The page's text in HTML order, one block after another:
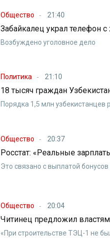
Общество 21:40
Забайкалец украл телефон
Возбуждено уголовное дело
Политика 21:10
18 тысяч граждан
Порядка 1,5 млн узбекистанцев
Общество 20:37
Росстат: «Реальные
Это связано с выплатой
Общество 20:04
Читинец предложил
«При строительстве ТЭЦ-1 не